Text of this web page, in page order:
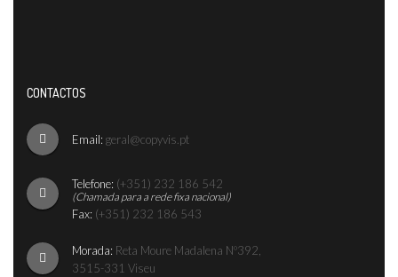
CONTACTOS
Email: geral@copyvis.pt
Telefone: (+351) 232 186 542
(Chamada para a rede fixa nacional)
Fax: (+351) 232 186 543
Morada: Reta Moure Madalena Nº392,
3515-331 Viseu